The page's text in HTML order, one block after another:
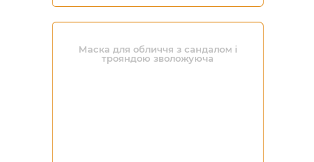
Маска для обличчя з сандалом і
трояндою зволожуюча